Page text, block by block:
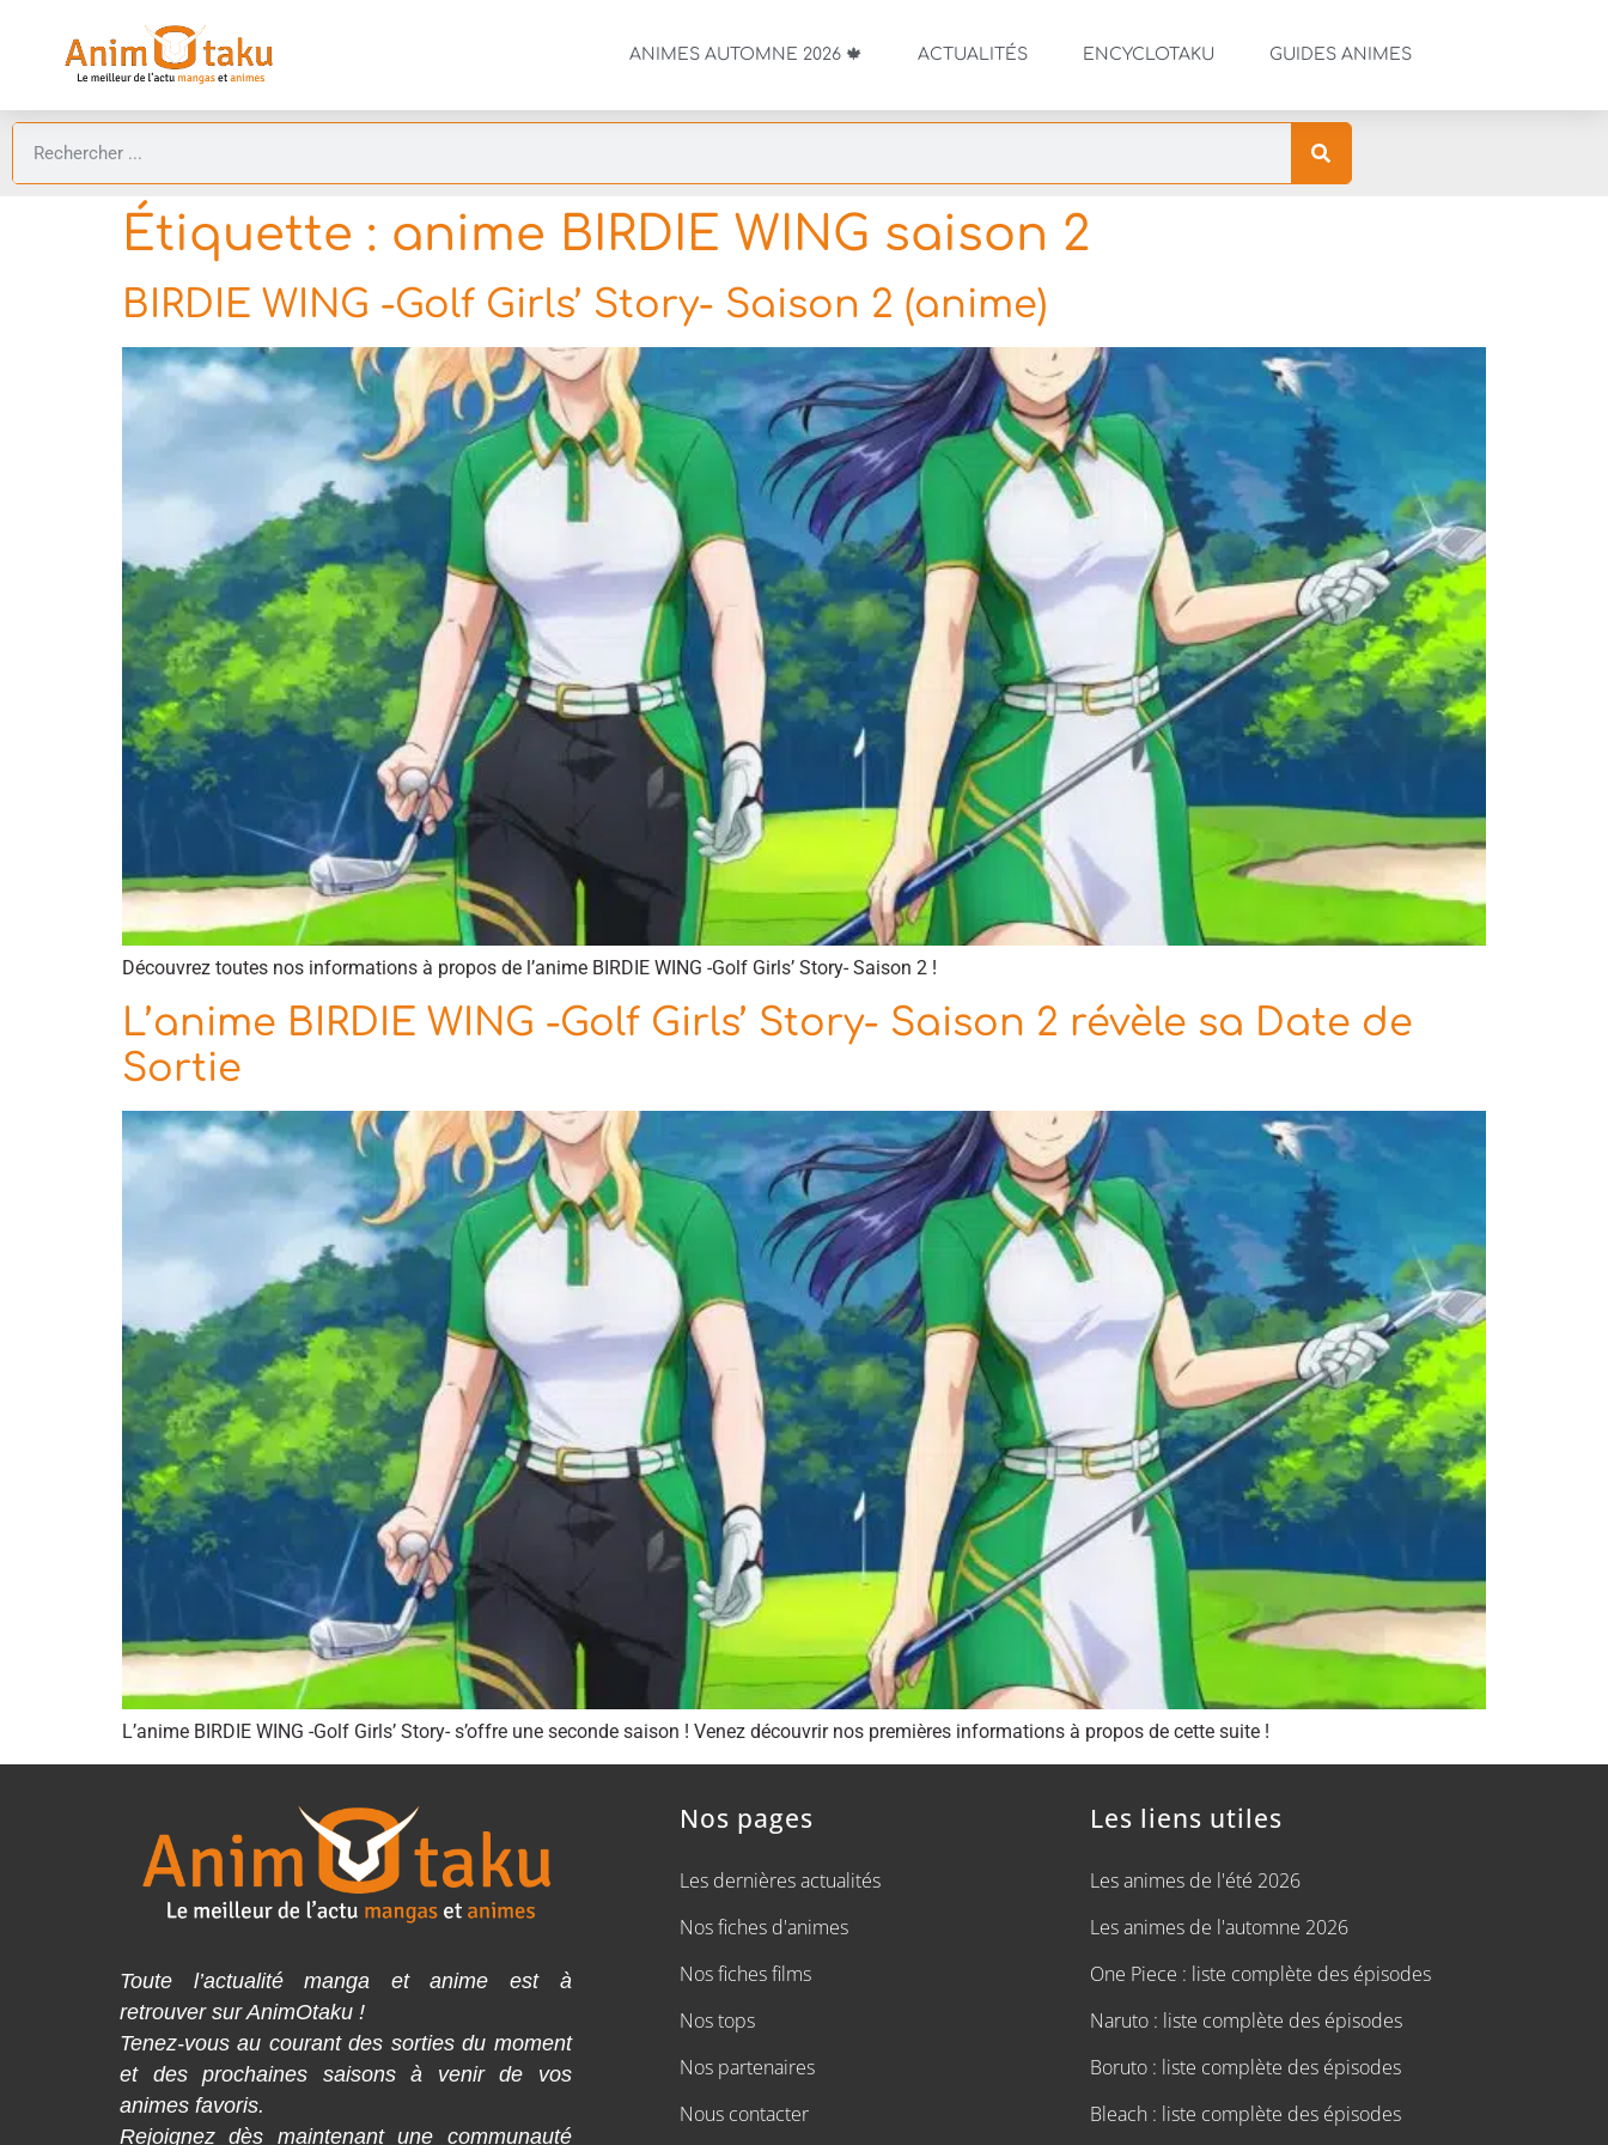
ANIMES AUTOMNE 2026 🍁 ACTUALITÉS ENCYCLOTAKU GUIDES ANIMES
Étiquette : anime BIRDIE WING saison 2
BIRDIE WING -Golf Girls’ Story- Saison 2 (anime)
Découvrez toutes nos informations à propos de l’anime BIRDIE WING -Golf Girls’ Story- Saison 2 !
L’anime BIRDIE WING -Golf Girls’ Story- Saison 2 révèle sa Date de
Sortie
L’anime BIRDIE WING -Golf Girls’ Story- s’offre une seconde saison ! Venez découvrir nos premières informations à propos de cette suite !
Toute l’actualité manga et anime est à
retrouver sur AnimOtaku !
Tenez-vous au courant des sorties du moment
et des prochaines saisons à venir de vos
animes favoris.
Rejoignez dès maintenant une communauté
Nos pages
Les dernières actualités
Nos fiches d'animes
Nos fiches films
Nos tops
Nos partenaires
Nous contacter
Les liens utiles
Les animes de l'été 2026
Les animes de l'automne 2026
One Piece : liste complète des épisodes
Naruto : liste complète des épisodes
Boruto : liste complète des épisodes
Bleach : liste complète des épisodes